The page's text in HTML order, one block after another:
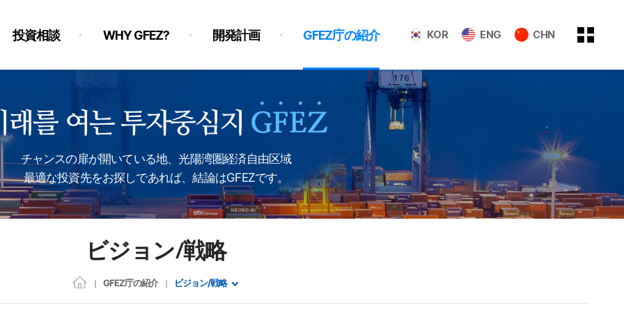
KOR ENG CHN
投資相談 WHY GFEZ? 開発計画 GFEZ庁の紹介
チャンスの扉が開いている地、光陽湾圏経済自由区域
最適な投資先をお探しであれば、結論はGFEZです。
ビジョン/戦略
GFEZ庁の紹介 ビジョン/戦略